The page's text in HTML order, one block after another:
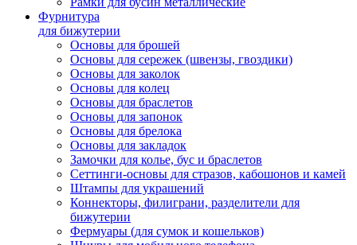
Фурнитура
для бижутерии
Основы для брошей
Основы для сережек (швензы, гвоздики)
Основы для заколок
Основы для колец
Основы для браслетов
Основы для запонок
Основы для брелока
Основы для закладок
Замочки для колье, бус и браслетов
Сеттинги-основы для стразов, кабошонов и камей
Штампы для украшений
Коннекторы, филиграни, разделители для
бижутерии
Фермуары (для сумок и кошельков)